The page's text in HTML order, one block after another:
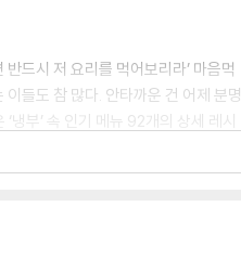
드시 저 요리를 먹어보리라’ 마음먹
들도 참 많다. 안타까운 건 어제 분명
냉부’ 속 인기 메뉴 92개의 상세 레시